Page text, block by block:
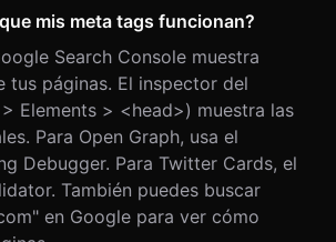
mis meta tags funcionan?
Search Console muestra
tus páginas. El inspector del
Elements > <head>) muestra las
Para Open Graph, usa el
Debugger. Para Twitter Cards, el
También puedes buscar
en Google para ver cómo